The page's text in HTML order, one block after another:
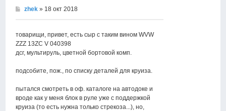
zhek » 18 окт 2018
товарищи, привет, есть сыр с таким вином WVW
ZZZ 13ZC V 040398
дсг, мультируль, цветной бортовой комп.
подсобите, пож., по списку деталей для круиза.
пытался смотреть в оф. каталоге на автодоке и
вроде как у меня блок в руле уже с поддержкой
круиза (то есть нужна только стрекоза...), но,